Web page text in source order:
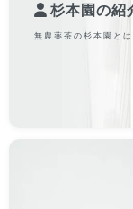
杉本園の紹
無農薬茶の杉本園とは